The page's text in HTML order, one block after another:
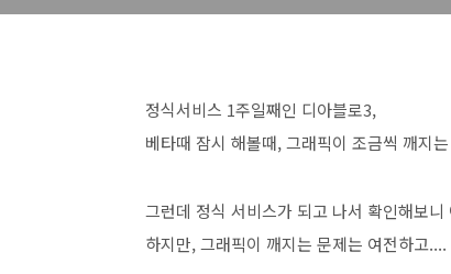
정식서비스 1주일째인 디아블로3,
베타때 잠시 해볼때, 그래픽이 조금씩 깨지
그런데 정식 서비스가 되고 나서 확인해보
하지만, 그래픽이 깨지는 문제는 여전하고....